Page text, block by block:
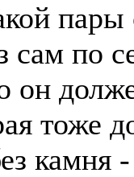
сам по
тоже
камня